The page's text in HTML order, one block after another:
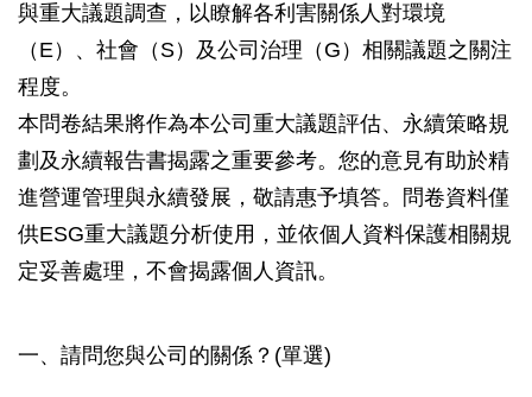
與重大議題調查，以瞭解各利害關係人對環境
（E）、社會（S）及公司治理（G）相關議題之關注
程度。
本問卷結果將作為本公司重大議題評估、永續策略規
劃及永續報告書揭露之重要參考。您的意見有助於精
進營運管理與永續發展，敬請惠予填答。問卷資料僅
供ESG重大議題分析使用，並依個人資料保護相關規
定妥善處理，不會揭露個人資訊。
一、請問您與公司的關係？(單選)